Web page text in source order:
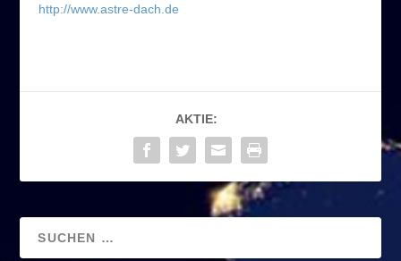
http://www.astre-dach.de
AKTIE: